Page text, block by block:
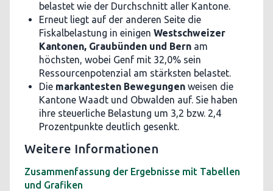
belastet wie der Durchschnitt aller Kantone.
Erneut liegt auf der anderen Seite die
Fiskalbelastung in einigen Westschweizer
Kantonen, Graubünden und Bern am
höchsten, wobei Genf mit 32,0% sein
Ressourcenpotenzial am stärksten belastet.
Die markantesten Bewegungen weisen die
Kantone Waadt und Obwalden auf. Sie haben
ihre steuerliche Belastung um 3,2 bzw. 2,4
Prozentpunkte deutlich gesenkt.
Weitere Informationen
Zusammenfassung der Ergebnisse mit Tabellen
und Grafiken